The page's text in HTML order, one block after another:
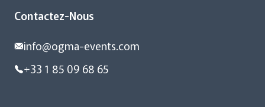
Contactez-Nous
info@ogma-events.com
+33 1 85 09 68 65